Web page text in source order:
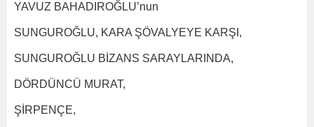
YAVUZ BAHADIROĞLU’nun
SUNGUROĞLU, KARA ŞÖVALYEYE KARŞI,
SUNGUROĞLU BİZANS SARAYLARINDA,
DÖRDÜNCÜ MURAT,
ŞİRPENÇE,